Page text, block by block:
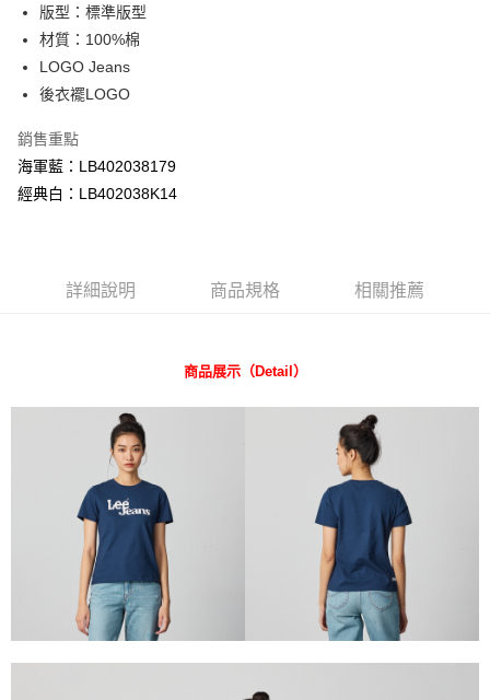
上海商業儲蓄銀行
國泰世華商業銀行
臺灣中小企業銀行
匯豐（台灣）商業銀行
聯邦商業銀行
元大商業銀行
台新國際商業銀行
台灣樂天信用卡公司
LINE Pay
悠遊付
Google Pay
全盈+PAY
AFTEE先享後付是「在收到商品之後才付款」的支付方式。 讓您購物簡單
３．安心：先確認商品／服務後，再付款。
【「AFTEE先享後付」結帳流程】
１．於結帳方式選擇「AFTEE先享後付」後，將跳轉至「AFTEE先享後付」
結帳頁面，進行簡訊認證並確認金額後，即可完成結帳。
２．訂單成立數日內，您將收到繳費通知簡訊。
３．收到繳費通知簡訊後14天內，點擊此簡訊中的連結，可透過四大超商／
ATM／網路銀行／等多元方式進行付款，方視為交易完成。
※ 請注意：結帳手續完成當下不需立刻繳費，但若您需要取消訂單，請聯絡
購買商品的店家。未經商家同意取消之訂單仍視為有效，需透過AFTEE先享
後付繳納相關費用。
※ 交易是否成功請以「AFTEE先享後付 」之結帳頁面顯示為準，若有關於
是否繳費成功／繳費後需取消欲退款等相關疑問，請聯繫「AFTEE先享後付
客戶支援中心」 https://netprotections.freshdesk.com/support/home
【注意事項】
ATM付款
每筆NT$80，滿NT$2,000(含以上)免運費
付款後 全家取貨
每筆NT$80，滿NT$2,000(含以上)免運費
7-11 取貨付款
每筆NT$80，滿NT$2,000(含以上)免運費
付款後 7-11取貨
每筆NT$80，滿NT$2,000(含以上)免運費
版型：標準版型
材質：100%棉
LOGO Jeans
後衣襬LOGO
銷售重點
海軍藍：LB402038179
經典白：LB402038K14
詳細說明 商品規格 相關推薦
商品展示（Detail）